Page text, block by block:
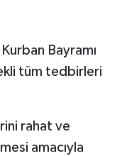
Bayramı
tüm tedbirleri
rahat ve
amacıyla